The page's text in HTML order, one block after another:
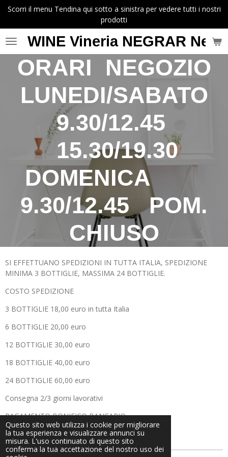
Questo sito web utilizza i cookie per migliorare
la tua esperienza e visualizzare annunci su
misura. L'uso continuato di questo sito
conferma la tua accettazione del nostro uso dei
Vai
contenuto
principaleWINE Vineria NEGRAR
Scorri il menu Tendina qui sotto a sinistra per vedere tutti i nostri
prodotti
ORARI NEGOZIO
LUNEDI/SABATO
9.30/12.45
15.30/19.30
DOMENICA
9.30/12.45 POM.
CHIUSO
SI EFFETTUANO SPEDIZIONI IN TUTTA ITALIA, SPEDIZIONE
MINIMA 3 BOTTIGLIE, MASSIMA 24 BOTTIGLIE.
COSTO SPEDIZIONE
3 BOTTIGLIE 18,00 euro in tutta Italia
6 BOTTIGLIE 20,00 euro
12 BOTTIGLIE 30,00 euro
18 BOTTIGLIE 40,00 euro
24 BOTTIGLIE 60,00 euro
Consegna 2/3 giorni lavorativi
PAGAMENTO BONIFICO BANCARIO
Le bottiglie verranno spedite in Box Antiurto.